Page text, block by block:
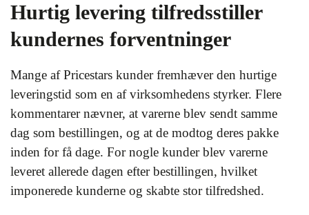
Hurtig levering tilfredsstiller
kundernes forventninger
Mange af Pricestars kunder fremhæver den hurtige
leveringstid som en af virksomhedens styrker. Flere
kommentarer nævner, at varerne blev sendt samme
dag som bestillingen, og at de modtog deres pakke
inden for få dage. For nogle kunder blev varerne
leveret allerede dagen efter bestillingen, hvilket
imponerede kunderne og skabte stor tilfredshed.